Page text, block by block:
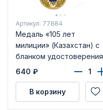
Артикул: 77884
Медаль «105 лет
милиции» (Казахстан) с
бланком удостоверения
640 ₽
В корзину